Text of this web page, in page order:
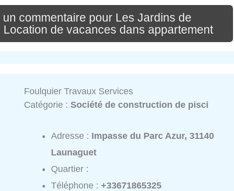
un commentaire pour Les Jardins de
Location de vacances dans appartement
Foulquier Travaux Services
Catégorie :Société de construction de pisci
Adresse : Impasse du Parc Azur, 31140
Launaguet
Quartier :
Téléphone :+33671865325